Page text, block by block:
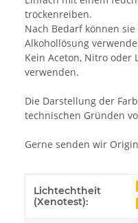
trockenreiben.
Nach Bedarf können
Alkohollösung
Kein Aceton, Nitro oder
verwenden.
Die Darstellung der
technischen Gründen
Gerne senden wir
Produkteigenschaft
Wert
Lichtechtheit
(Xenotest):